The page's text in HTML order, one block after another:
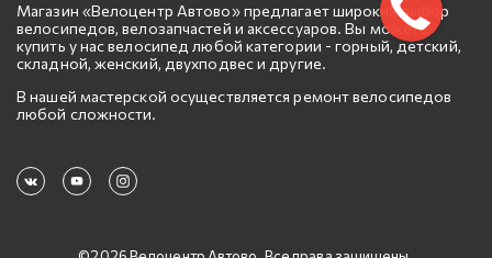
Магазин «Велоцентр Автово» предлагает широкий выбор
велосипедов, велозапчастей и аксессуаров. Вы можете
купить у нас велосипед любой категории - горный, детский,
складной, женский, двухподвес и другие.
В нашей мастерской осуществляется ремонт велосипедов
любой сложности.